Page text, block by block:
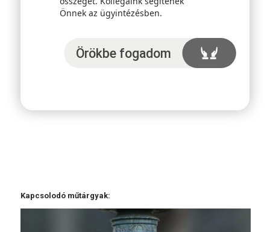
Önnek az ügyintézésben.
Örökbefogadom
Kapcsolodó műtárgyak: